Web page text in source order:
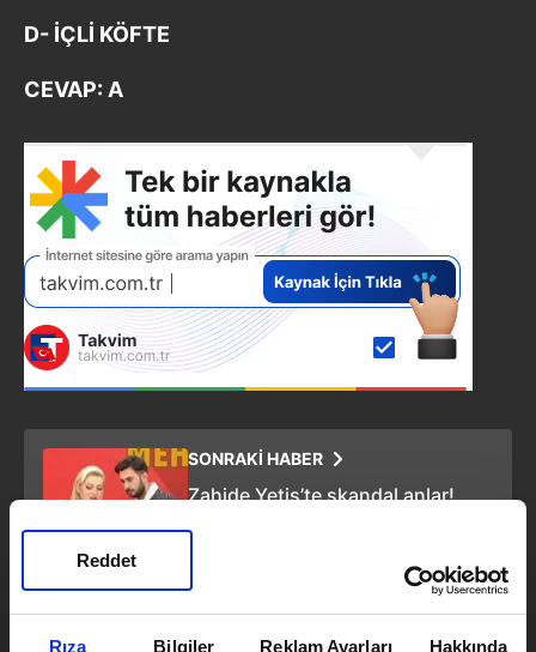
Rıza Bilgiler Reklam Ayarları Hakkında
Reddet
D- İÇLİ KÖFTE
CEVAP: A
SONRAKİ HABER
Zahide Yetiş’te skandal anlar!
videosu diyerek...